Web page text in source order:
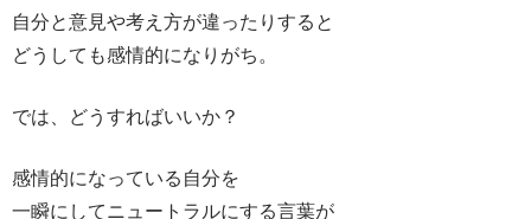
自分と意見や考え方が違ったりすると
どうしても感情的になりがち。
では、どうすればいいか？
感情的になっている自分を
一瞬にしてニュートラルにする言葉が